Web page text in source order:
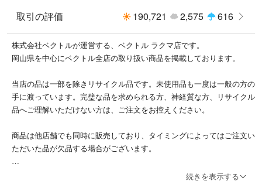
取引の評価 190,721 2,575 616
株式会社ベクトルが運営する、ベクトル ラクマ店です。
岡山県を中心にベクトル全店の取り扱い商品を掲載しております。
当店の品は一部を除きリサイクル品です。未使用品も一度は一般の方の
手に渡っています。完璧な品を求められる方、神経質な方、リサイクル
品へご理解いただけない方は、ご注文をお控えください。
商品は他店舗でも同時に販売しており、タイミングによってはご注文い
ただいた品が欠品する場合がございます。
ブランドによってサイズ表記方法が様々です。必ず実寸サイズをご確認
続きを表示する